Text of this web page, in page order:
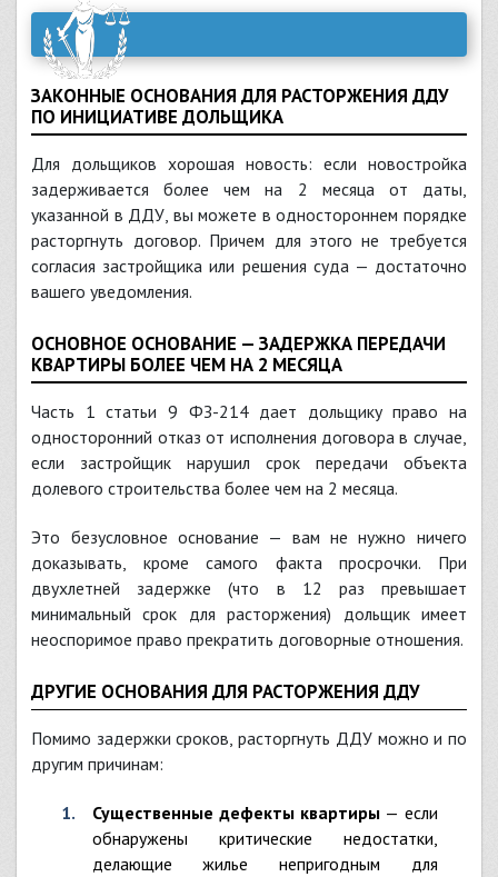
ЗАКОННЫЕ ОСНОВАНИЯ ДЛЯ РАСТОРЖЕНИЯ ДДУ
ПО ИНИЦИАТИВЕ ДОЛЬЩИКА
Для дольщиков хорошая новость: если новостройка
задерживается более чем на 2 месяца от даты,
указанной в ДДУ, вы можете в одностороннем порядке
расторгнуть договор. Причем для этого не требуется
согласия застройщика или решения суда — достаточно
вашего уведомления.
ОСНОВНОЕ ОСНОВАНИЕ — ЗАДЕРЖКА ПЕРЕДАЧИ
КВАРТИРЫ БОЛЕЕ ЧЕМ НА 2 МЕСЯЦА
Часть 1 статьи 9 ФЗ-214 дает дольщику право на
односторонний отказ от исполнения договора в случае,
если застройщик нарушил срок передачи объекта
долевого строительства более чем на 2 месяца.
Это безусловное основание — вам не нужно ничего
доказывать, кроме самого факта просрочки. При
двухлетней задержке (что в 12 раз превышает
минимальный срок для расторжения) дольщик имеет
неоспоримое право прекратить договорные отношения.
ДРУГИЕ ОСНОВАНИЯ ДЛЯ РАСТОРЖЕНИЯ ДДУ
Помимо задержки сроков, расторгнуть ДДУ можно и по
другим причинам:
Существенные дефекты квартиры — если
обнаружены критические недостатки,
делающие жилье непригодным для